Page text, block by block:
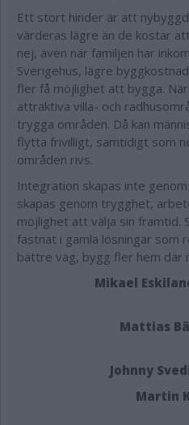
Ett stort hinder är att
värderas lägre än de kostar
nej, även när familjen har
Sverigehus, lägre
fler få möjlighet att bygga.
attraktiva villa- och
trygga områden. Då kan
flytta frivilligt, samtidigt som
områden rivs.
Integration skapas inte
skapas genom trygghet,
möjlighet att välja sin framtid.
fastnat i gamla lösningar som
bättre väg, bygg fler hem där
Mikael
Mattias
Johnny
Martin